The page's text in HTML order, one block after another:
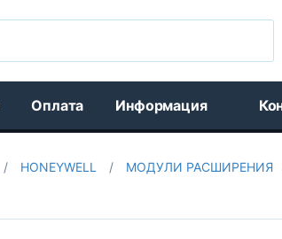
Оплата Информация
/ HONEYWELL / МОДУЛИ РАСШИРЕНИЯ